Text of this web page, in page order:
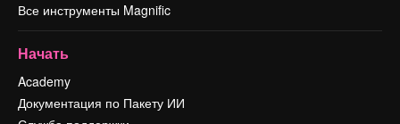
Все инструменты Magnific
Начать
Academy
Документация по Пакету ИИ